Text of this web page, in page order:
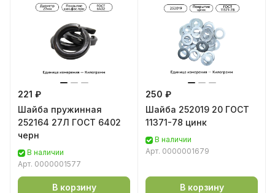
221 ₽
Шайба пружинная
252164 27Л ГОСТ 6402
черн
В наличии
Арт. 0000001577
В корзину
250 ₽
Шайба 252019 20 ГОСТ
11371-78 цинк
В наличии
Арт. 0000001679
В корзину